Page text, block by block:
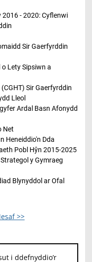
- 2020: Cyflenwi
Sir Gaerfyrddin
Lety Sipsiwn a
Sir Gaerfyrddin
Lleol
Ardal Basn Afonydd
Net
Heneiddio'n Dda
Pobl Hŷn 2015-2025
y Gymraeg
Blynyddol ar Ofal
>>
i ddefnyddio’r